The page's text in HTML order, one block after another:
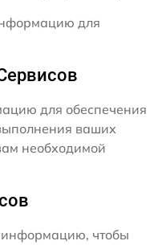
для
для обеспечения
ваших
необходимой
чтобы